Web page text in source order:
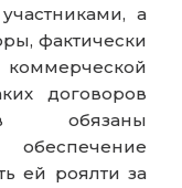
а
фактически
договоров
обязаны
обеспечение
ей роялти за